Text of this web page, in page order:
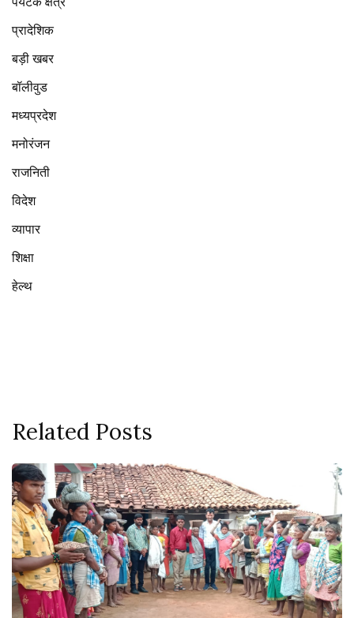
प्रादेशिक
बड़ी खबर
बॉलीवुड
मध्यप्रदेश
मनोरंजन
राजनिती
विदेश
व्यापार
शिक्षा
हेल्थ
Related Posts